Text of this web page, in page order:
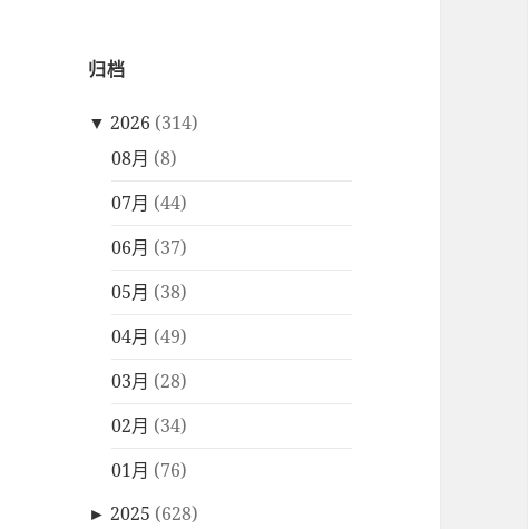
归档
▼ 2026 (314)
08月 (8)
07月 (44)
06月 (37)
05月 (38)
04月 (49)
03月 (28)
02月 (34)
01月 (76)
► 2025 (628)